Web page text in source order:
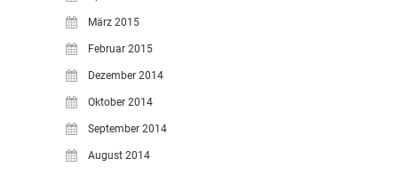
März 2015
Februar 2015
Dezember 2014
Oktober 2014
September 2014
August 2014